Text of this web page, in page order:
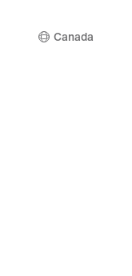
Canada